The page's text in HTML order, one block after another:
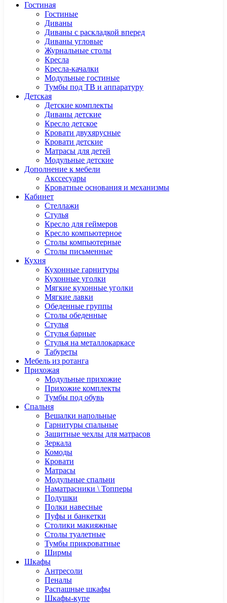
Гостиная
Гостиные
Диваны
Диваны с раскладкой вперед
Диваны угловые
Журнальные столы
Кресла
Кресла-качалки
Модульные гостиные
Тумбы под ТВ и аппаратуру
Детская
Детские комплекты
Диваны детские
Кресло детское
Кровати двухярусные
Кровати детские
Матрасы для детей
Модульные детские
Дополнение к мебели
Акссесуары
Кроватные основания и механизмы
Кабинет
Cтеллажи
Cтулья
Кресло для геймеров
Кресло компьютерное
Столы компьютерные
Столы письменные
Кухня
Кухонные гарнитуры
Кухонные уголки
Мягкие кухонные уголки
Мягкие лавки
Обеденные группы
Столы обеденные
Стулья
Стулья барные
Стулья на металлокаркасе
Табуреты
Мебель из ротанга
Прихожая
Модульные прихожие
Прихожие комплекты
Тумбы под обувь
Спальня
Вешалки напольные
Гарнитуры спальные
Защитные чехлы для матрасов
Зеркала
Комоды
Кровати
Матрасы
Модульные спальни
Наматрасники \ Топперы
Подушки
Полки навесные
Пуфы и банкетки
Столики макияжные
Столы туалетные
Тумбы прикроватные
Ширмы
Шкафы
Антресоли
Пеналы
Распашные шкафы
Шкафы-купе